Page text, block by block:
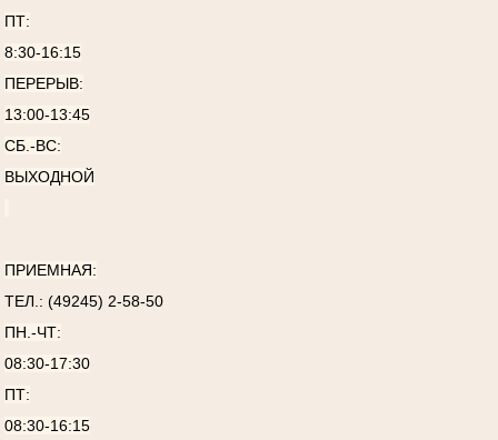
ПТ:
8:30-16:15
ПЕРЕРЫВ:
13:00-13:45
СБ.-ВС:
ВЫХОДНОЙ
ПРИЕМНАЯ:
ТЕЛ.: (49245) 2-58-50
ПН.-ЧТ:
08:30-17:30
ПТ:
08:30-16:15